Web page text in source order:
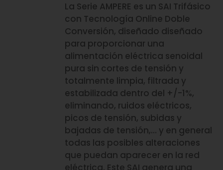
La Serie AMPERE es un SAI Trifásico
con Tecnología Online Doble
Conversión, diseñado diseñado
para proporcionar una
alimentación eléctrica senoidal
pura sin cortes de tensión y
totalmente limpia, filtrada y
estabilizada dentro del +/-1%,
eliminando, ruidos eléctricos,
picos de tensión, subidas y
bajadas de tensión,… y en general
todas las posibles alteraciones
que puedan aparecer en la red